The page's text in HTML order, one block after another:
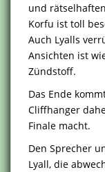
und
Korfu ist toll
Auch Lyalls
Ansichten ist
Zündstoff.
Das Ende
Cliffhanger
Finale macht.
Den Sprecher
Lyall, die